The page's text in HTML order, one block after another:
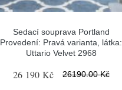
Sedací souprava Portland
Provedení: Pravá varianta, látka:
Uttario Velvet 2968
26 190 Kč 26190.00 Kč